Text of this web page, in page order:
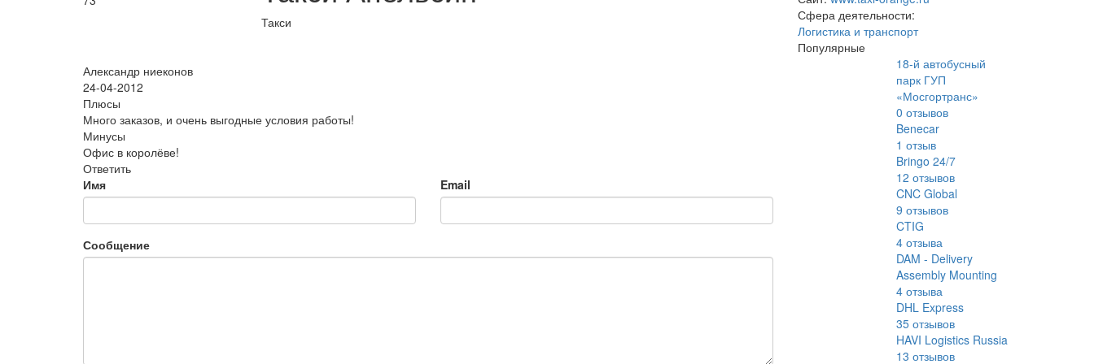
Такси
Александр ниеконов
24-04-2012
Плюсы
Много заказов, и очень выгодные условия работы!
Минусы
Офис в королёве!
Ответить
Имя
Email
Сообщение
Сфера деятельности:
Логистика и транспорт
Популярные
18-й автобусный
парк ГУП
«Мосгортранс»
0 отзывов
Benecar
1 отзыв
Bringo 24/7
12 отзывов
CNC Global
9 отзывов
CTIG
4 отзыва
DAM - Delivery
Assembly Mounting
4 отзыва
DHL Express
35 отзывов
HAVI Logistics Russia
13 отзывов